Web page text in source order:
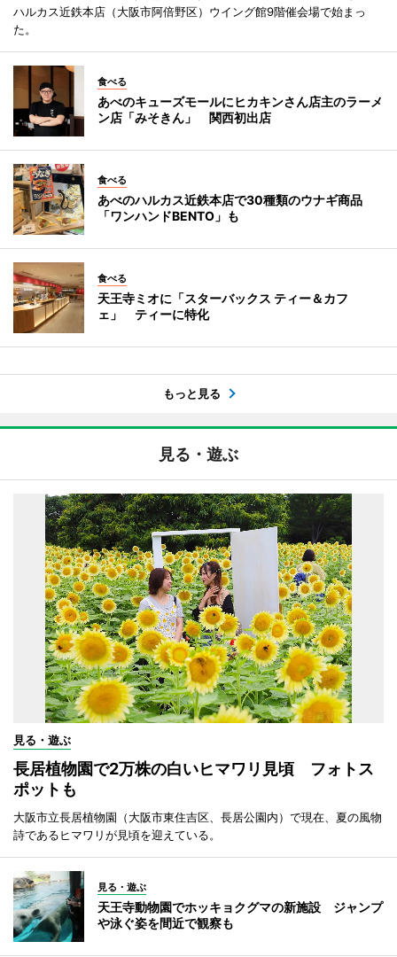
ハルカス近鉄本店（大阪市阿倍野区）ウイング館9階催会場で始まっ
た。
食べる
あべのキューズモールにヒカキンさん店主のラーメ
ン店「みそきん」 関西初出店
食べる
あべのハルカス近鉄本店で30種類のウナギ商品
「ワンハンドBENTO」も
食べる
天王寺ミオに「スターバックス ティー＆カフ
ェ」 ティーに特化
もっと見る
見る・遊ぶ
見る・遊ぶ
長居植物園で2万株の白いヒマワリ見頃 フォトス
ポットも
大阪市立長居植物園（大阪市東住吉区、長居公園内）で現在、夏の風物
詩であるヒマワリが見頃を迎えている。
見る・遊ぶ
天王寺動物園でホッキョクグマの新施設 ジャンプ
や泳ぐ姿を間近で観察も